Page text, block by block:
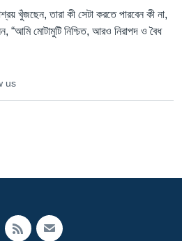
খুঁজছেন, তারা কী সেটা করতে পারবেন কী না,
“আমি মোটামুটি নিশ্চিত, আরও নিরাপদ ও বৈধ
us